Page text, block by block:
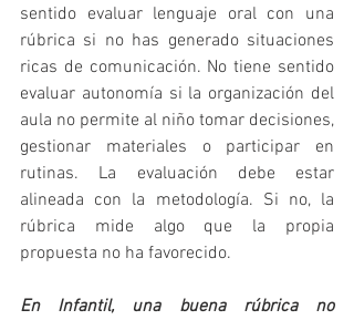
sentido evaluar lenguaje oral con una
rúbrica si no has generado situaciones
ricas de comunicación. No tiene sentido
evaluar autonomía si la organización del
aula no permite al niño tomar decisiones,
gestionar materiales o participar en
rutinas. La evaluación debe estar
alineada con la metodología. Si no, la
rúbrica mide algo que la propia
propuesta no ha favorecido.
En Infantil, una buena rúbrica no